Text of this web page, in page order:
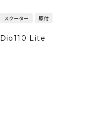
スクーター 原付
Dio110 Lite